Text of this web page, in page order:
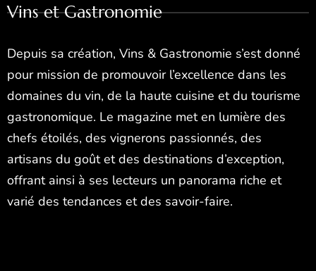
Vins et Gastronomie
Depuis sa création, Vins & Gastronomie s’est donné
pour mission de promouvoir l’excellence dans les
domaines du vin, de la haute cuisine et du tourisme
gastronomique. Le magazine met en lumière des
chefs étoilés, des vignerons passionnés, des
artisans du goût et des destinations d’exception,
offrant ainsi à ses lecteurs un panorama riche et
varié des tendances et des savoir-faire.